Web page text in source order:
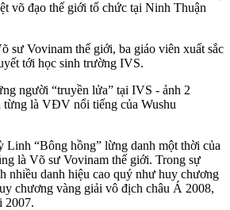
võ đạo thế giới tổ chức tại Ninh Thuận
sư Vovinam thế giới, ba giáo viên xuất sắc
tới học sinh trường IVS.
là VĐV nổi tiếng của Wushu
“Bông hồng” lừng danh một thời của
là Võ sư Vovinam thế giới. Trong sự
nhiều danh hiệu cao quý như huy chương
chương vàng giải vô địch châu Á 2008,
2007.